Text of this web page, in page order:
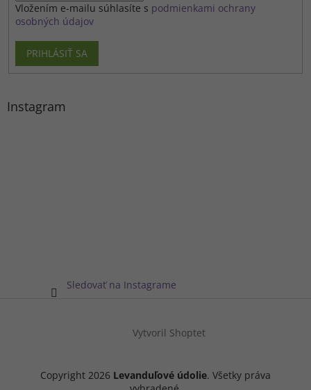
Vložením e-mailu súhlasíte s podmienkami ochrany
osobných údajov
PRIHLÁSIŤ SA
Instagram
Sledovať na Instagrame
Vytvoril Shoptet
Copyright 2026 Levanduľové údolie. Všetky práva